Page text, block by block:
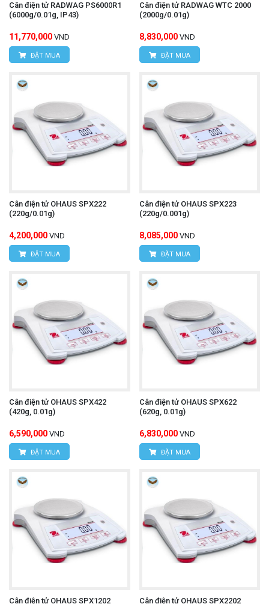
Cân điện tử RADWAG PS6000R1
(6000g/0.01g, IP43)
11,770,000 VND
ĐẶT MUA
Cân điện tử RADWAG WTC 2000
(2000g/0.01g)
8,830,000 VND
ĐẶT MUA
Cân điện tử OHAUS SPX222
(220g/0.01g)
4,200,000 VND
ĐẶT MUA
Cân điện tử OHAUS SPX223
(220g/0.001g)
8,085,000 VND
ĐẶT MUA
Cân điện tử OHAUS SPX422
(420g, 0.01g)
6,590,000 VND
ĐẶT MUA
Cân điện tử OHAUS SPX622
(620g, 0.01g)
6,830,000 VND
ĐẶT MUA
Cân điện tử OHAUS SPX1202 Cân điện tử OHAUS SPX2202